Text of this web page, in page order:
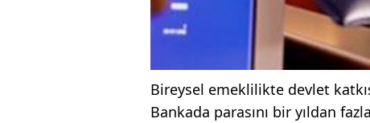
Bireysel emeklilikte devlet
Bankada parasını bir yıldan